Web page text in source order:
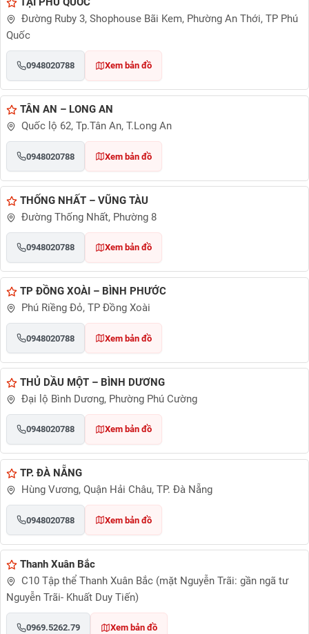
Đường Ruby 3, Shophouse Bãi Kem, Phường An Thới, TP Phú
Quốc
0948020788 Xem bản đồ
TÂN AN – LONG AN
Quốc lộ 62, Tp.Tân An, T.Long An
0948020788 Xem bản đồ
THỐNG NHẤT – VŨNG TÀU
Đường Thống Nhất, Phường 8
0948020788 Xem bản đồ
TP ĐỒNG XOÀI – BÌNH PHƯỚC
Phú Riềng Đỏ, TP Đồng Xoài
0948020788 Xem bản đồ
THỦ DẦU MỘT – BÌNH DƯƠNG
Đại lộ Bình Dương, Phường Phú Cường
0948020788 Xem bản đồ
TP. ĐÀ NẴNG
Hùng Vương, Quận Hải Châu, TP. Đà Nẵng
0948020788 Xem bản đồ
Thanh Xuân Bắc
C10 Tập thể Thanh Xuân Bắc (mặt Nguyễn Trãi: gần ngã tư
Nguyễn Trãi- Khuất Duy Tiến)
0969.5262.79 Xem bản đồ